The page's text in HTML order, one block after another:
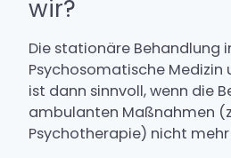
Aufenthalt
Kontakt & Anfahrt
Karriere
wir?
Die stationäre Behandlung
Psychosomatische Medizin
ist dann sinnvoll, wenn die
ambulanten Maßnahmen
Psychotherapie) nicht